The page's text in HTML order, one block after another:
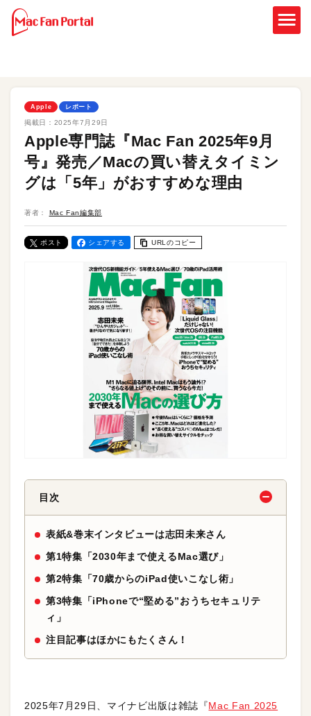
Apple レポート
掲載日： 2025年7月29日
Apple専門誌『Mac Fan 2025年9月
号』発売／Macの買い替えタイミン
グは「5年」がおすすめな理由
著者： Mac Fan編集部
ポスト シェアする URLのコピー
目次
表紙&巻末インタビューは志田未来さん
第1特集「2030年まで使えるMac選び」
第2特集「70歳からのiPad使いこなし術」
第3特集「iPhoneで“堅める”おうちセキュリテ
ィ」
注目記事はほかにもたくさん！
2025年7月29日、マイナビ出版は雑誌『Mac Fan 2025